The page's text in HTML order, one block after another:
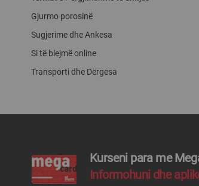
Gjurmo porosinë
Sugjerime dhe Ankesa
Si të blejmë online
Transporti dhe Dërgesa
Kurseni para me
Informohuni dhe